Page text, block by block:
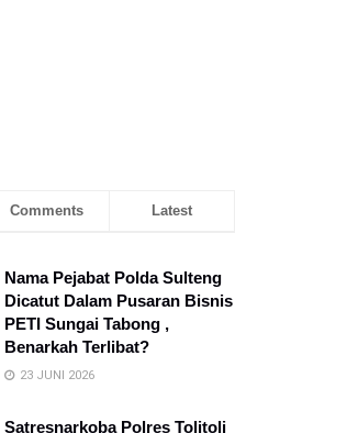
Comments Latest
Nama Pejabat Polda Sulteng
Dicatut Dalam Pusaran Bisnis
PETI Sungai Tabong ,
Benarkah Terlibat?
23 JUNI 2026
Satresnarkoba Polres Tolitoli